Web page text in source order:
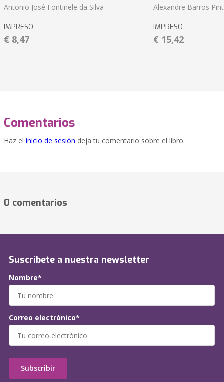
Antonio José Fontinele da Silva
IMPRESO
€ 8,47
Alexandre Barros
IMPRESO
€ 15,42
Comentarios
Haz el inicio de sesión deja tu comentario sobre el libro.
0 comentarios
Suscríbete a nuestra newsletter
Nombre*
Correo electrónico*
Subscribir